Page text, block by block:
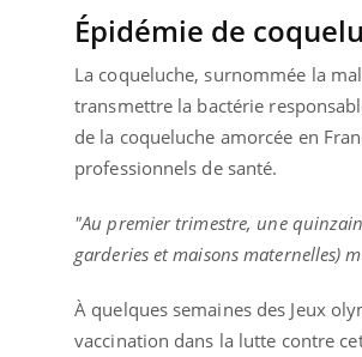
Épidémie de
La coqueluche, surnommée la
transmettre la bactérie
de la coqueluche amorcée en
professionnels de santé.
"Au premier trimestre, une
garderies et maisons maternelles)
À quelques semaines des Jeux
vaccination dans la lutte contre